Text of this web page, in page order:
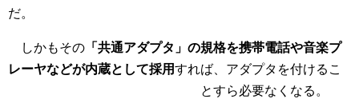
だ。
しかもその 「共通アダプタ」の規格を携帯電話や音楽プ
レーヤなどが内蔵として採用すれば、アダプタを付けるこ
とすら必要なくなる。